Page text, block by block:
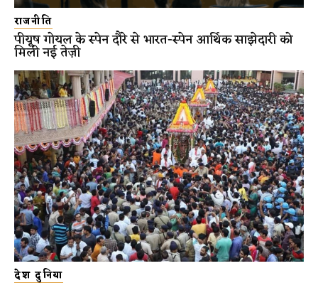
राजनीति
पीयूष गोयल के स्पेन दौरे से भारत-स्पेन आर्थिक साझेदारी को
मिली नई तेज़ी
देश दुनिया